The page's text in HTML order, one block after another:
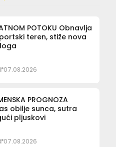
POTOKU Obnavlja
teren, stiže nova
07.08.2026
PROGNOZA
obilje sunca, sutra
pljuskovi
07.08.2026